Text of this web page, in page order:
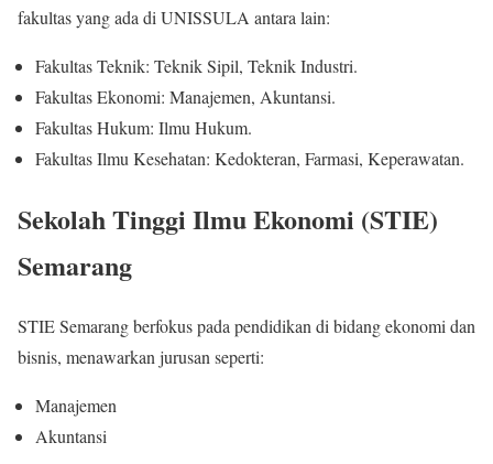
fakultas yang ada di UNISSULA antara lain:
Fakultas Teknik: Teknik Sipil, Teknik Industri.
Fakultas Ekonomi: Manajemen, Akuntansi.
Fakultas Hukum: Ilmu Hukum.
Fakultas Ilmu Kesehatan: Kedokteran, Farmasi, Keperawatan.
Sekolah Tinggi Ilmu Ekonomi (STIE)
Semarang
STIE Semarang berfokus pada pendidikan di bidang ekonomi dan
bisnis, menawarkan jurusan seperti:
Manajemen
Akuntansi